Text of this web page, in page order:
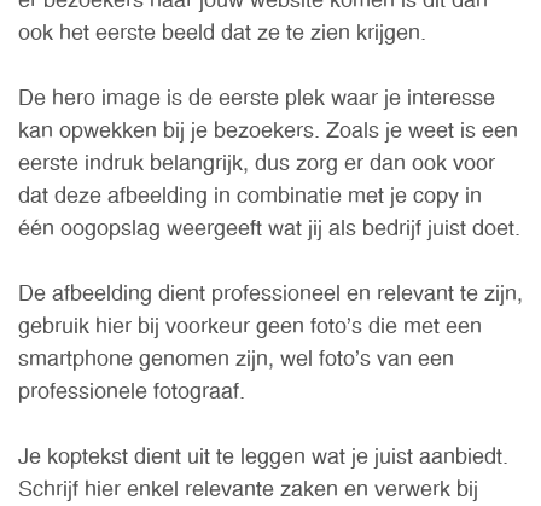
ook het eerste beeld dat ze te zien krijgen.
De hero image is de eerste plek waar je interesse
kan opwekken bij je bezoekers. Zoals je weet is een
eerste indruk belangrijk, dus zorg er dan ook voor
dat deze afbeelding in combinatie met je copy in
één oogopslag weergeeft wat jij als bedrijf juist doet.
De afbeelding dient professioneel en relevant te zijn,
gebruik hier bij voorkeur geen foto’s die met een
smartphone genomen zijn, wel foto’s van een
professionele fotograaf.
Je koptekst dient uit te leggen wat je juist aanbiedt.
Schrijf hier enkel relevante zaken en verwerk bij